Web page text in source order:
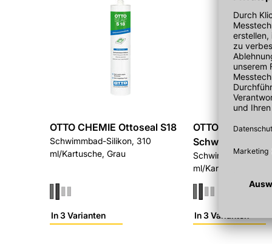
OTTO CHEMIE Ottoseal S18
Schwimmbad-Silikon, 310
ml/Kartusche, Grau
In 3 Varianten
OTTO CHEMIE
Schwimmbad
Schwimmbad
ml/Kartusche,
In 3 Varianten